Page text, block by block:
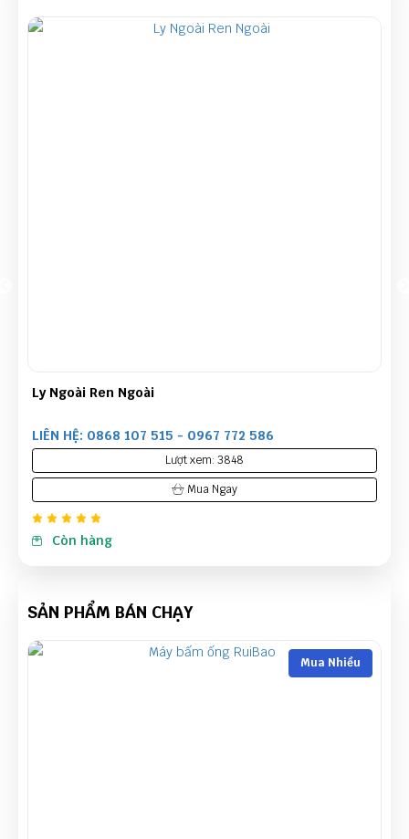
Ly Ngoài Ren Ngoài
LIÊN HỆ: 0868 107 515 - 0967 772 586
Lượt xem: 3848
Mua Ngay
Còn hàng
SẢN PHẨM BÁN CHẠY
Mua Nhiều